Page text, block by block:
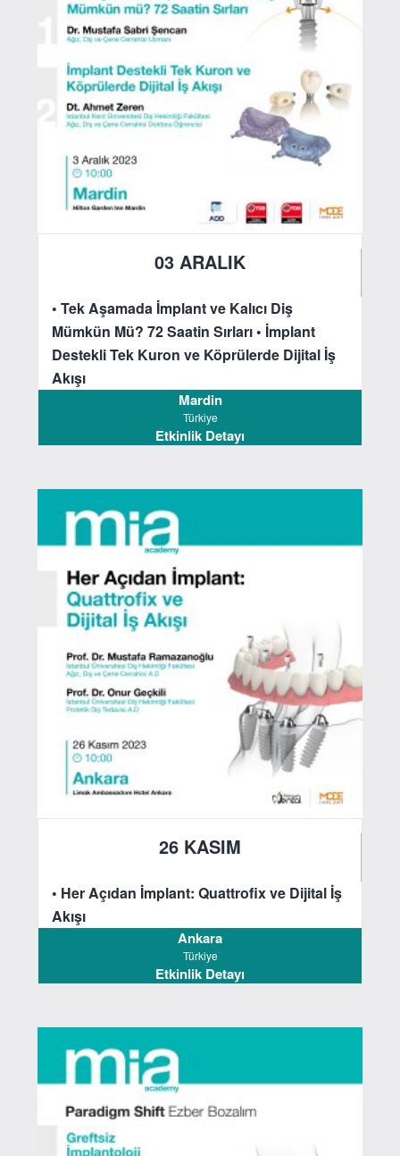
03 ARALIK
• Tek Aşamada İmplant ve Kalıcı Diş
Mümkün Mü? 72 Saatin Sırları • İmplant
Destekli Tek Kuron ve Köprülerde Dijital İş
Akışı
Mardin
Türkiye
Etkinlik Detayı
26 KASIM
• Her Açıdan İmplant: Quattrofix ve Dijital İş
Akışı
Ankara
Türkiye
Etkinlik Detayı